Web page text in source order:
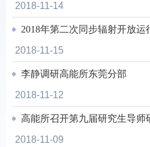
2018-11-14
2018年第二次同步辐射开放运
2018-11-15
李静调研高能所东莞分部
2018-11-12
高能所召开第九届研究生导师
2018-11-09